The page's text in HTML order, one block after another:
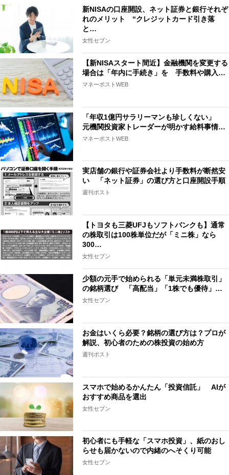
新NISAの口座開設、ネット証券と銀行それぞ
れのメリット “クレジットカード引き落
と…
女性セブン
【新NISAスタート間近】金融機関を変更する
場合は「年内に手続き」を 手数料や購入…
マネーポストWEB
「年収1億円サラリーマンも珍しくない」
元機関投資家トレーダーが明かす給料事情…
マネーポストWEB
実店舗の銀行や証券会社より手数料が断然安
い 「ネット証券」の選び方と口座開設手順
週刊ポスト
【トヨタも三菱UFJもソフトバンクも】通常
の株取引は100株単位だが「ミニ株」なら
300…
女性セブン
少額の元手で始められる「単元未満株取引」
の銘柄選び 「高配当」「1株でも優待」…
女性セブン
お金はいくら必要？銘柄の選び方は？プロが
解説、初心者のための株投資の始め方
週刊ポスト
スマホで始めるかんたん「投資信託」 AIが
おすすめ商品を選出
女性セブン
初心者にも手軽な「スマホ投資」、紙のおし
らせも届かないので内緒のへそくり可能
女性セブン